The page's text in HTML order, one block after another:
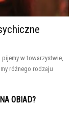
pijemy w towarzystwie,
różnego rodzaju
OBIAD?